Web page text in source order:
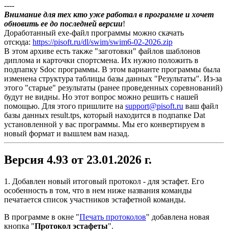
----
Внимание для тех кто уже работал в программе и хочет
обновить ее до последней версии!
Доработанный exe-файл программы можно скачать
отсюда: https://pisoft.ru/dl/swim/swim6-02-2026.zip
В этом архиве есть также "заготовки" файлов шаблонов
диплома и карточки спортсмена. Их нужно положить в
подпапку Sdoc программы. В этом варианте программы была
изменена структура таблицы базы данных "Результаты". Из-за
этого "старые" результаты (ранее проведенных соревнований)
будут не видны. Но этот вопрос можно решить с нашей
помощью. Для этого пришлите на support@pisoft.ru ваш файл
базы данных result.tps, который находится в подпапке Dat
установленной у вас программы. Мы его конвертируем в
новый формат и вышлем вам назад.
Версия 4.93 от 23.01.2026 г.
1. Добавлен новый итоговый протокол - для эстафет. Его
особенность в том, что в нем ниже названия команды
печатается список участников эстафетной команды.
В программе в окне "Печать протоколов" добавлена новая
кнопка "Протокол эстафеты".